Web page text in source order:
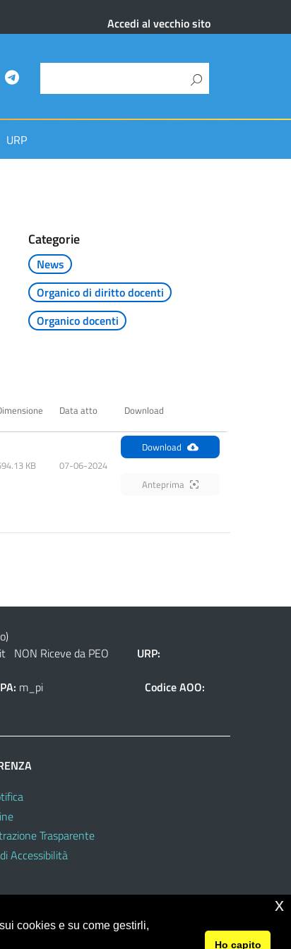
Accedi al vecchio sito
URP
Categorie
News
Organico di diritto docenti
Organico docenti
Data atto Download
KB 07-06-2024
Download
Anteprima
NON Riceve da PEO URP:
m_pi Codice AOO:
Trasparente
Accessibilità
cookies e su come gestirli,
Ho capito
x